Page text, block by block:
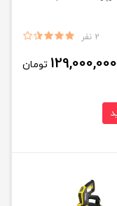
2 نفر
129,000,000 تومان